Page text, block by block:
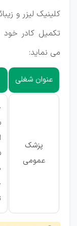
کلینیک لیزر و
تکمیل کادر خود
می نماید:
عنوان شغلی
پزشک
عمومی